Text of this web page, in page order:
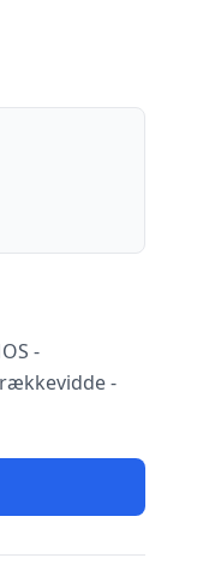
-
-